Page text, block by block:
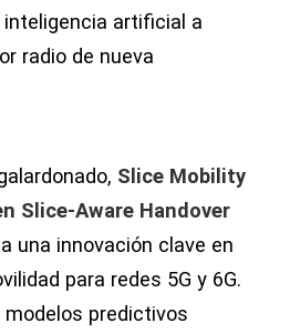
artificial a
radio de nueva
Slice Mobility
Slice-Aware Handover
una innovación clave en
para redes 5G y 6G.
predictivos